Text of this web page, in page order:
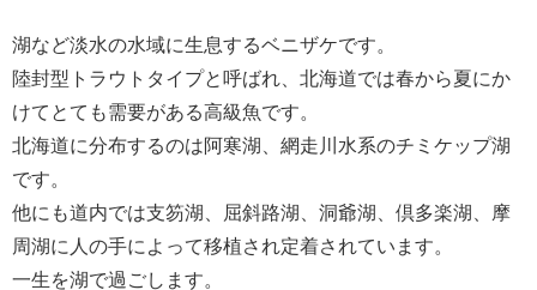
湖など淡水の水域に生息するベニザケです。
陸封型トラウトタイプと呼ばれ、北海道では春から夏にか
けてとても需要がある高級魚です。
北海道に分布するのは阿寒湖、網走川水系のチミケップ湖
です。
他にも道内では支笏湖、屈斜路湖、洞爺湖、倶多楽湖、摩
周湖に人の手によって移植され定着されています。
一生を湖で過ごします。